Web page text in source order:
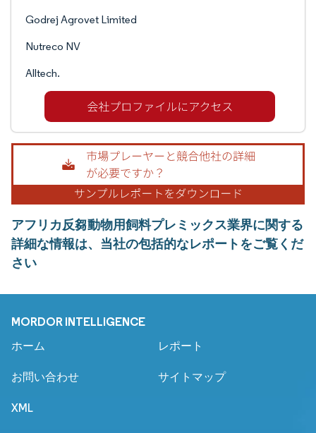
Godrej Agrovet Limited
Nutreco NV
Alltech.
アフリカ反芻動物用飼料プレミックス業界に関する
詳細な情報は、当社の包括的なレポートをご覧くだ
さい
MORDOR INTELLIGENCE
ホーム レポート
お問い合わせ サイトマップ
XML